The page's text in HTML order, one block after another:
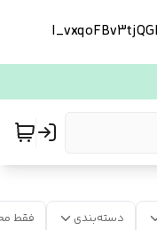
دسته‌بندی فقط